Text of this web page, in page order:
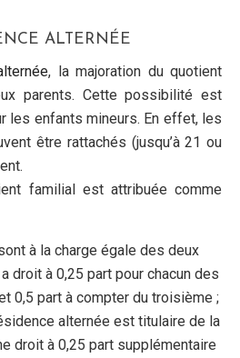
ALTERNÉE
, la majoration du quotient
parents. Cette possibilité est
les enfants mineurs. En effet, les
être rattachés (jusqu’à 21 ou
familial est attribuée comme
à la charge égale des deux
droit à 0,25 part pour chacun des
0,5 part à compter du troisième ;
alternée est titulaire de la
droit à 0,25 part supplémentaire